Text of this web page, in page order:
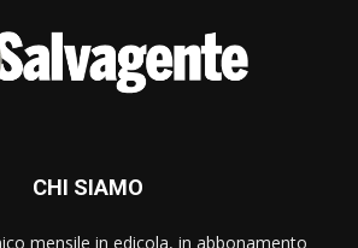
CHI SIAMO
mensile in edicola, in abbonamento